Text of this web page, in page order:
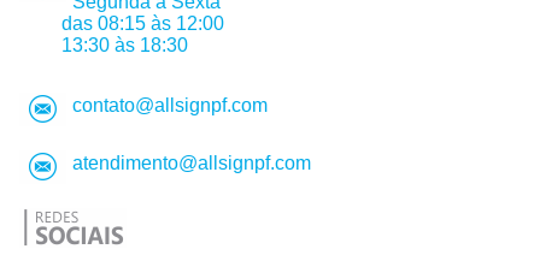
das 08:15 às 12:00
13:30 às 18:30
contato@allsignpf.com
atendimento@allsignpf.com